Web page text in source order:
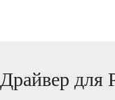
Драйвер для